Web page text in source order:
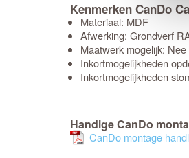
Kenmerken CanDo
Materiaal: MDF
Afwerking: Grondverf
Maatwerk mogelijk: Nee
Inkortmogelijkheden
Inkortmogelijkheden
Handige CanDo
CanDo montage